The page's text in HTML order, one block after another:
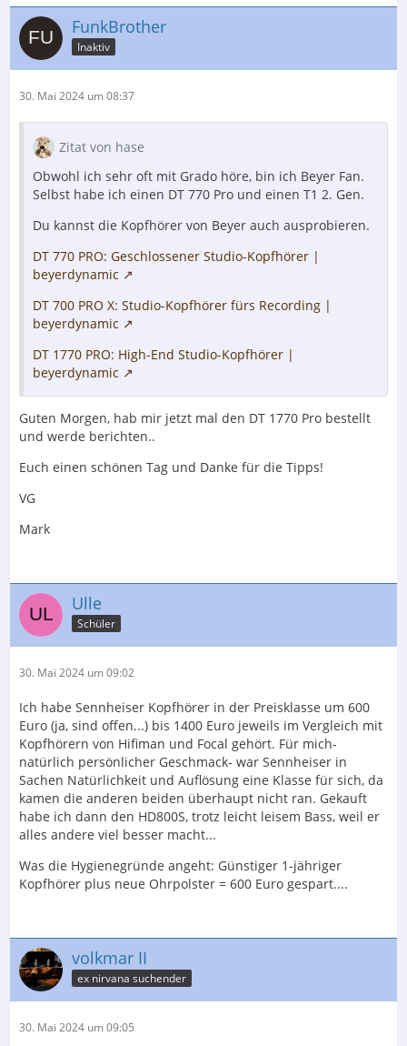
FunkBrother
Inaktiv
30. Mai 2024 um 08:37
Zitat von hase
Obwohl ich sehr oft mit Grado höre, bin ich Beyer Fan.
Selbst habe ich einen DT 770 Pro und einen T1 2. Gen.
Du kannst die Kopfhörer von Beyer auch ausprobieren.
DT 770 PRO: Geschlossener Studio-Kopfhörer |
beyerdynamic
DT 700 PRO X: Studio-Kopfhörer fürs Recording |
beyerdynamic
DT 1770 PRO: High-End Studio-Kopfhörer |
beyerdynamic
Guten Morgen, hab mir jetzt mal den DT 1770 Pro bestellt
und werde berichten..
Euch einen schönen Tag und Danke für die Tipps!
VG
Mark
Ulle
Schüler
30. Mai 2024 um 09:02
Ich habe Sennheiser Kopfhörer in der Preisklasse um 600
Euro (ja, sind offen...) bis 1400 Euro jeweils im Vergleich mit
Kopfhörern von Hifiman und Focal gehört. Für mich-
natürlich persönlicher Geschmack- war Sennheiser in
Sachen Natürlichkeit und Auflösung eine Klasse für sich, da
kamen die anderen beiden überhaupt nicht ran. Gekauft
habe ich dann den HD800S, trotz leicht leisem Bass, weil er
alles andere viel besser macht...
Was die Hygienegründe angeht: Günstiger 1-jähriger
Kopfhörer plus neue Ohrpolster = 600 Euro gespart....
volkmar II
ex nirvana suchender
30. Mai 2024 um 09:05